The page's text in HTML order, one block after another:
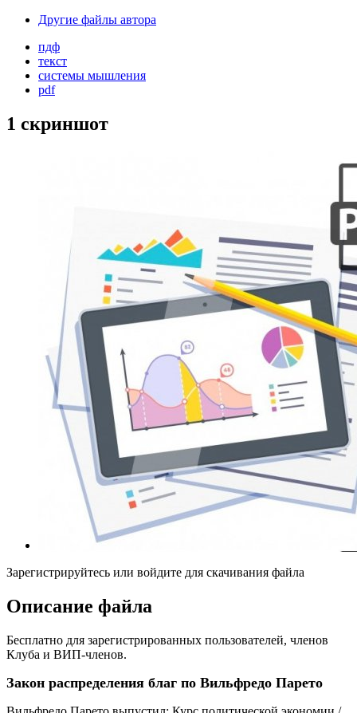
Другие файлы автора
пдф
текст
системы мышления
pdf
1 скриншот
Зарегистрируйтесь или войдите для скачивания файла
Описание файла
Бесплатно для зарегистрированных пользователей, членов
Клуба и ВИП-членов.
Закон распределения благ по Вильфредо Парето